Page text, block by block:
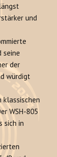
und
seine
der
würdigt
klassischen
WSH-805
sich in